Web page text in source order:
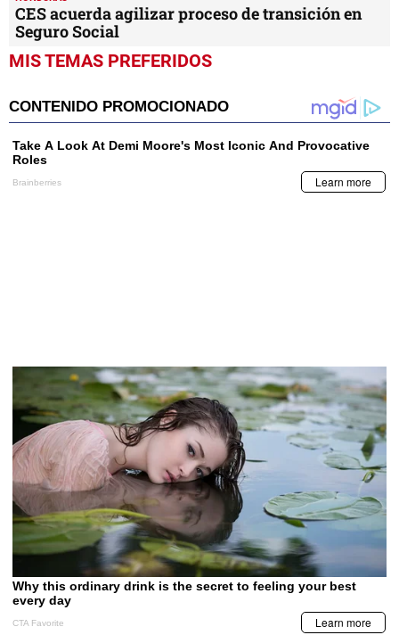
CES acuerda agilizar proceso de transición en
Seguro Social
MIS TEMAS PREFERIDOS